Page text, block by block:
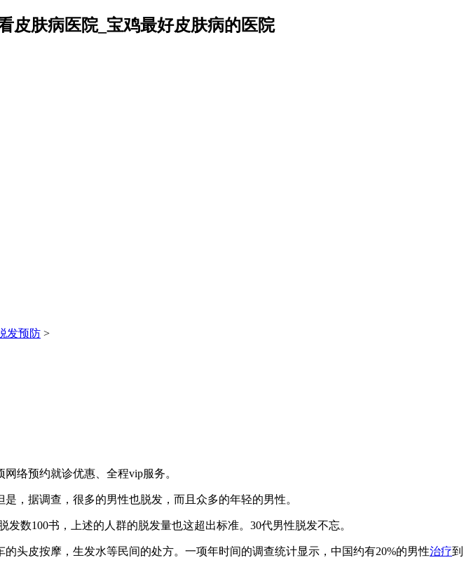
发预防 >
络预约就诊优惠、全程vip服务。
是，据调查，很多的男性也脱发，而且众多的年轻的男性。
数100书，上述的人群的脱发量也这超出标准。30代男性脱发不忘。
的头皮按摩，生发水等民间的处方。一项年时间的调查统计显示，中国约有20%的男性治疗到